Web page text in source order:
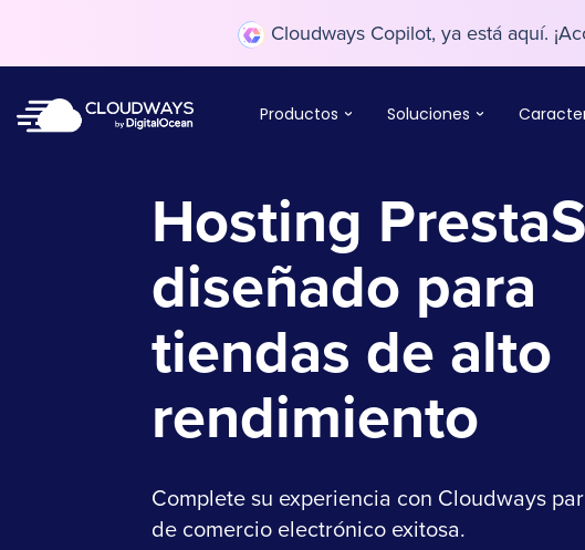
Cloudways Copilot, ya está aquí.
Productos Soluciones
Hosting
diseñado para
tiendas de alto
rendimiento
Complete su experiencia con Cloudways
de comercio electrónico exitosa.